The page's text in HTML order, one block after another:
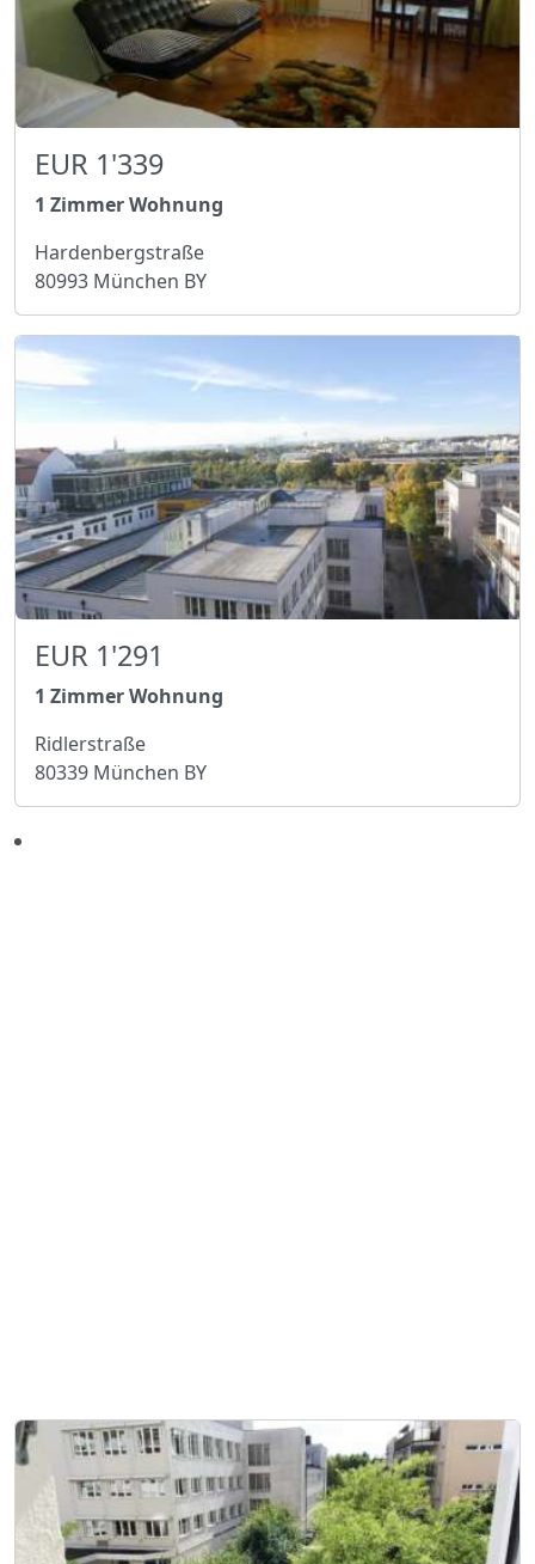
EUR 1'339
1 Zimmer Wohnung
Hardenbergstraße
80993 München BY
EUR 1'291
1 Zimmer Wohnung
Ridlerstraße
80339 München BY